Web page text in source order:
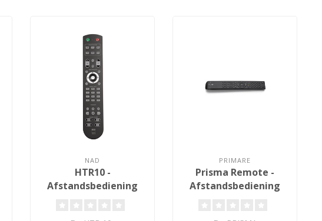
NAD
HTR10 -
Afstandsbediening
PRIMARE
Prisma Remote -
Afstandsbediening